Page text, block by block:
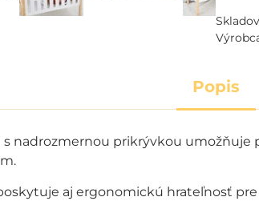
Popis
nadrozmernou prikrývkou
aj ergonomickú hrateľnosť pre